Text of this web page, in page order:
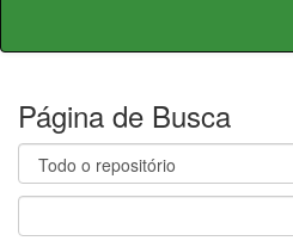
Página de Busca